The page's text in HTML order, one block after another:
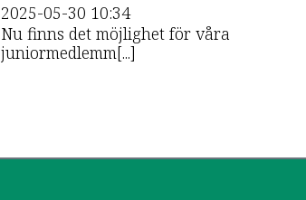
2025-05-30 10:34
Nu finns det möjlighet för våra
juniormedlemm[...]